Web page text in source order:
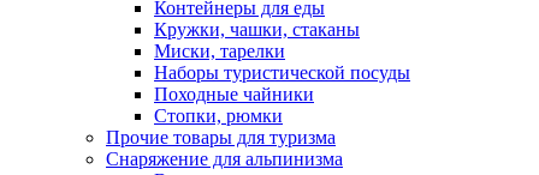
Контейнеры для еды
Кружки, чашки, стаканы
Миски, тарелки
Наборы туристической посуды
Походные чайники
Стопки, рюмки
Прочие товары для туризма
Снаряжение для альпинизма